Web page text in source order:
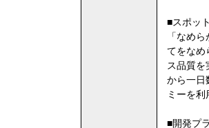
■スポッ
「なめ
てをなめ
ス品質
から一日
ミーを
■開発プ